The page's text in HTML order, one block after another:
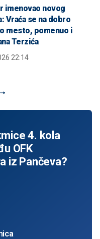
imenovao novog
Vraća se na dobro
mesto, pomenuo i
Terzića
22:14
4. kola
OFK
iz Pančeva?